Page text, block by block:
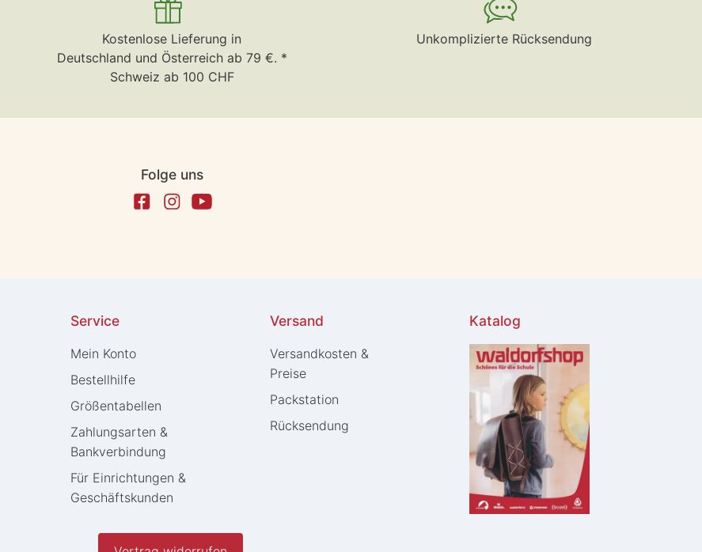
Kostenlose Lieferung in
Deutschland und Österreich ab 79 €. *
Schweiz ab 100 CHF
Unkomplizierte Rücksendung
Folge uns
Service
Mein Konto
Bestellhilfe
Größentabellen
Zahlungsarten &
Bankverbindung
Für Einrichtungen &
Geschäftskunden
Versand
Versandkosten &
Preise
Packstation
Rücksendung
Katalog